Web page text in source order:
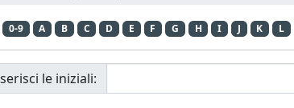
0-9 A B C D E F G H I J K L
le iniziali: